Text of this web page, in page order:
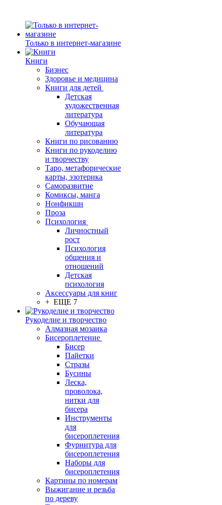
Только в интернет-магазине
Книги
Бизнес
Здоровье и медицина
Книги для детей
Детская
художественная
литература
Обучающая
литература
Книги по рисованию
Книги по рукоделию
и творчеству
Таро, метафорические
карты, эзотерика
Саморазвитие
Комиксы, манга
Нонфикшн
Проза
Психология
Личностный
рост
Психология
общения и
отношений
Детская
психология
Аксессуары для книг
+ ЕЩЕ 7
Рукоделие и творчество
Алмазная мозаика
Бисероплетение
Бисер
Пайетки
Стразы
Бусины
Леска,
проволока,
нитки для
бисера
Инструменты
для
бисероплетения
Фурнитура для
бисероплетения
Наборы для
бисероплетения
Картины по номерам
Выжигание и резьба
по дереву